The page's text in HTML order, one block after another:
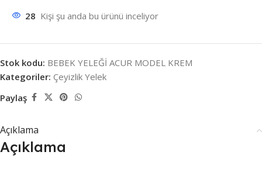
28 Kişi şu anda bu ürünü inceliyor
Stok kodu: BEBEK YELEĞİ ACUR MODEL KREM
Kategoriler: Çeyizlik Yelek
Paylaş
Açıklama
Açıklama